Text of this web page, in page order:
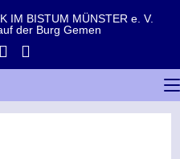
IM BISTUM MÜNSTER e. V.
der Burg Gemen